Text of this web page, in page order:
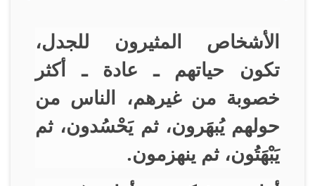
الأشخاص المثيرون للجدل،
تكون حياتهم ـ عادة ـ أكثر
خصوبة من غيرهم، الناس من
حولهم يُبهَرون، ثم يَحْسُدون، ثم
يَبْهَتُون، ثم ينهزمون.